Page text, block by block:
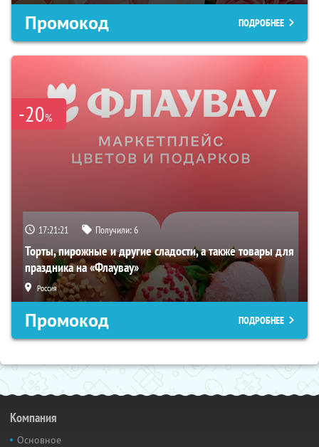
Промокод ПОДРОБНЕЕ
-20%
17:21:20 Получили:6
Торты, пирожные и другие сладости, а также товары для
праздника на «Флаувау»
Россия
Промокод ПОДРОБНЕЕ
Компания
Основное